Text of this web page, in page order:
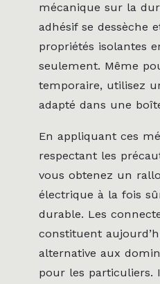
mécanique sur la
adhésif se dessèche
propriétés isolantes
seulement. Même
temporaire, utilisez
adapté dans une
En appliquant ces
respectant les
vous obtenez un
électrique à la fois
durable. Les
constituent
alternative aux
pour les particuliers.